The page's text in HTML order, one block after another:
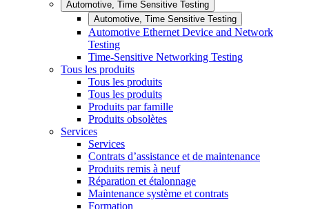
Automotive, Time Sensitive Testing
Automotive, Time Sensitive Testing
Automotive Ethernet Device and Network
Testing
Time-Sensitive Networking Testing
Tous les produits
Tous les produits
Tous les produits
Produits par famille
Produits obsolètes
Services
Services
Contrats d’assistance et de maintenance
Produits remis à neuf
Réparation et étalonnage
Maintenance système et contrats
Formation